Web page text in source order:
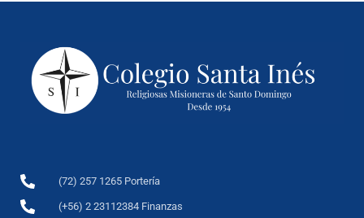
(72) 257 1265 Portería
(+56) 2 23112384 Finanzas